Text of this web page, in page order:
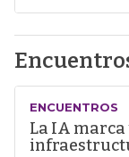
ENCUENTROS
La IA marca